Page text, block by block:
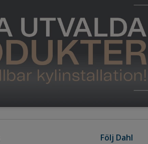
Följ Dahl